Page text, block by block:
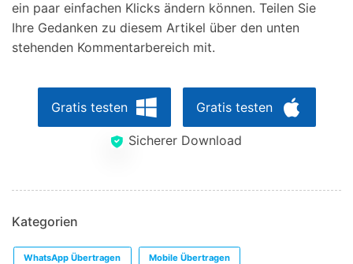
ein paar einfachen Klicks ändern können. Teilen Sie
Ihre Gedanken zu diesem Artikel über den unten
stehenden Kommentarbereich mit.
Gratis testen Gratis testen
Sicherer Download
Kategorien
WhatsApp Übertragen Mobile Übertragen